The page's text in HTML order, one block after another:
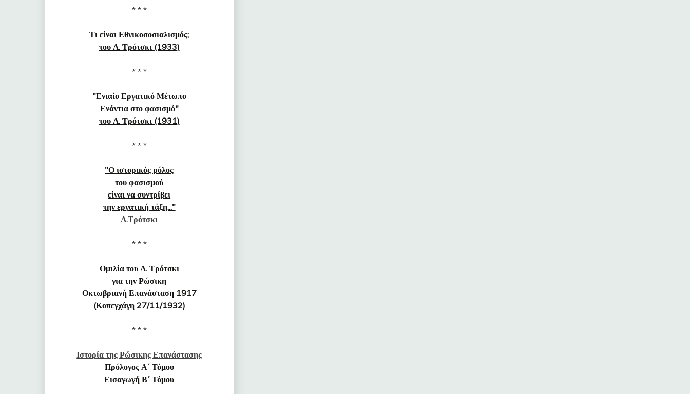
* * *
Τι είναι Εθνικοσοσιαλισμός;
του Λ. Τρότσκι (1933)
* * *
"Ενιαίο Εργατικό Μέτωπο
Ενάντια στο φασισμό"
του Λ. Τρότσκι (1931)
* * *
"Ο ιστορικός ρόλος
του φασισμού
είναι να συντρίβει
την εργατική τάξη..."
Λ.Τρότσκι
* * *
Ομιλία του Λ. Τρότσκι
για την Ρώσικη
Οκτωβριανή Επανάσταση 1917
(Κοπεγχάγη 27/11/1932)
* * *
Ιστορία της Ρώσικης Επανάστασης
Πρόλογος Α΄ Τόμου
Εισαγωγή Β΄ Τόμου